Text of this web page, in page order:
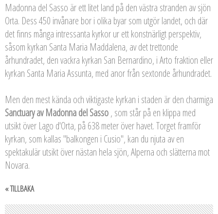
Madonna del Sasso är ett litet land på den västra stranden av sjön
Orta. Dess 450 invånare bor i olika byar som utgör landet, och där
det finns många intressanta kyrkor ur ett konstnärligt perspektiv,
såsom kyrkan Santa Maria Maddalena, av det trettonde
århundradet, den vackra kyrkan San Bernardino, i Arto fraktion eller
kyrkan Santa Maria Assunta, med anor från sextonde århundradet.
Men den mest kända och viktigaste kyrkan i staden är den charmiga
Sanctuary av Madonna del Sasso, som står på en klippa med
utsikt över Lago d'Orta, på 638 meter över havet. Torget framför
kyrkan, som kallas "balkongen i Cusio", kan du njuta av en
spektakulär utsikt över nästan hela sjön, Alperna och slätterna mot
Novara.
« TILLBAKA